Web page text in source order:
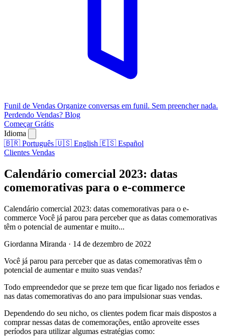
Funil de Vendas Organize conversas em funil. Sem preencher nada.
Perdendo Vendas? Blog
Começar Grátis
Idioma
🇧🇷 Português 🇺🇸 English 🇪🇸 Español
Clientes Vendas
Calendário comercial 2023: datas
comemorativas para o e-commerce
Calendário comercial 2023: datas comemorativas para o e-
commerce Você já parou para perceber que as datas comemorativas
têm o potencial de aumentar e muito...
Giordanna Miranda · 14 de dezembro de 2022
Você já parou para perceber que as datas comemorativas têm o
potencial de aumentar e muito suas vendas?
Todo empreendedor que se preze tem que ficar ligado nos feriados e
nas datas comemorativas do ano para impulsionar suas vendas.
Dependendo do seu nicho, os clientes podem ficar mais dispostos a
comprar nessas datas de comemorações, então aproveite esses
períodos para utilizar algumas estratégias como: